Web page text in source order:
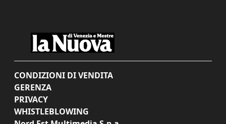
CONDIZIONI DI VENDITA
GERENZA
PRIVACY
WHISTLEBLOWING